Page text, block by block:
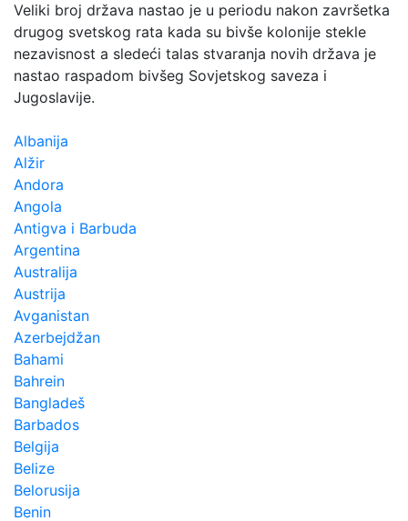
Veliki broj država nastao je u periodu nakon završetka
drugog svetskog rata kada su bivše kolonije stekle
nezavisnost a sledeći talas stvaranja novih država je
nastao raspadom bivšeg Sovjetskog saveza i
Jugoslavije.
Albanija
Alžir
Andora
Angola
Antigva i Barbuda
Argentina
Australija
Austrija
Avganistan
Azerbejdžan
Bahami
Bahrein
Bangladeš
Barbados
Belgija
Belize
Belorusija
Benin